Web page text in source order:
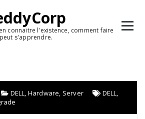
connaitre l'existence, comment faire
peut s'apprendre.
DELL Hardware Server DELL